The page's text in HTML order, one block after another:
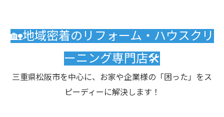
🏡地域密着のリフォーム・ハウスクリ
ーニング専門店🛠️
三重県松阪市を中心に、お家や企業様の「困った」をス
ピーディーに解決します！